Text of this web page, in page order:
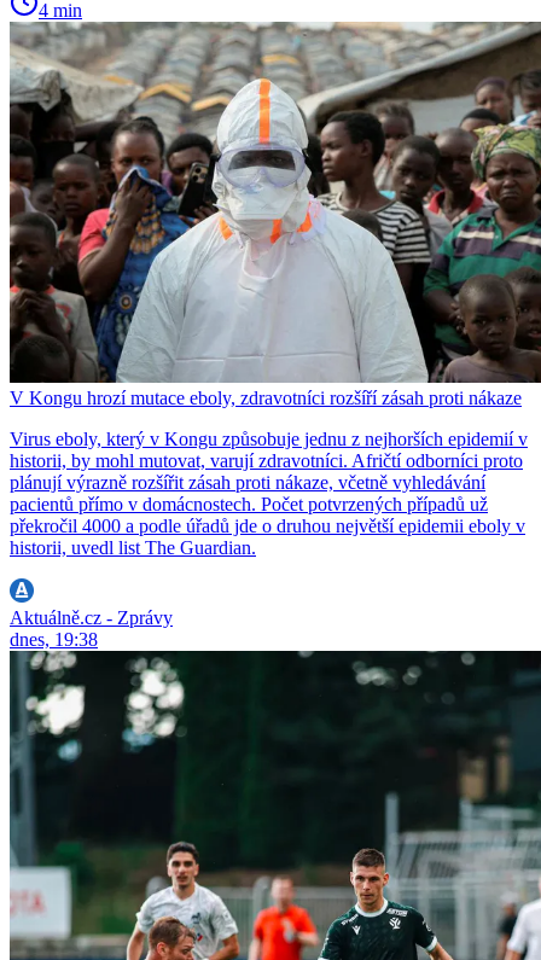
4 min
V Kongu hrozí mutace eboly, zdravotníci rozšíří zásah proti nákaze
Virus eboly, který v Kongu způsobuje jednu z nejhorších epidemií v
historii, by mohl mutovat, varují zdravotníci. Afričtí odborníci proto
plánují výrazně rozšířit zásah proti nákaze, včetně vyhledávání
pacientů přímo v domácnostech. Počet potvrzených případů už
překročil 4000 a podle úřadů jde o druhou největší epidemii eboly v
historii, uvedl list The Guardian.
Aktuálně.cz - Zprávy
dnes, 19:38